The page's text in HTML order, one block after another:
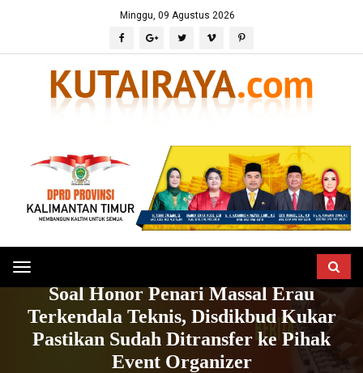
Minggu, 09 Agustus 2026
Toggle
navigationSoal Honor Penari Massal Erau
Terkendala Teknis, Disdikbud Kukar
Pastikan Sudah Ditransfer ke Pihak
Event Organizer